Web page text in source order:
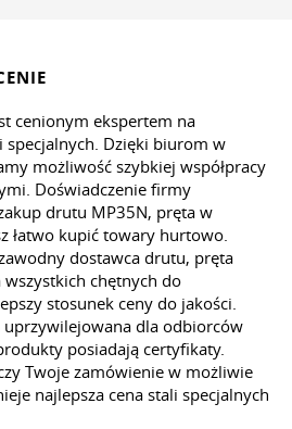
cenionym ekspertem na
Dzięki biurom w
możliwość szybkiej współpracy
Doświadczenie firmy
drutu MP35N, pręta w
łatwo kupić towary hurtowo.
dostawca drutu, pręta
chętnych do
stosunek ceny do jakości.
uprzywilejowana dla odbiorców
posiadają certyfikaty.
Twoje zamówienie w możliwie
najlepsza cena stali specjalnych